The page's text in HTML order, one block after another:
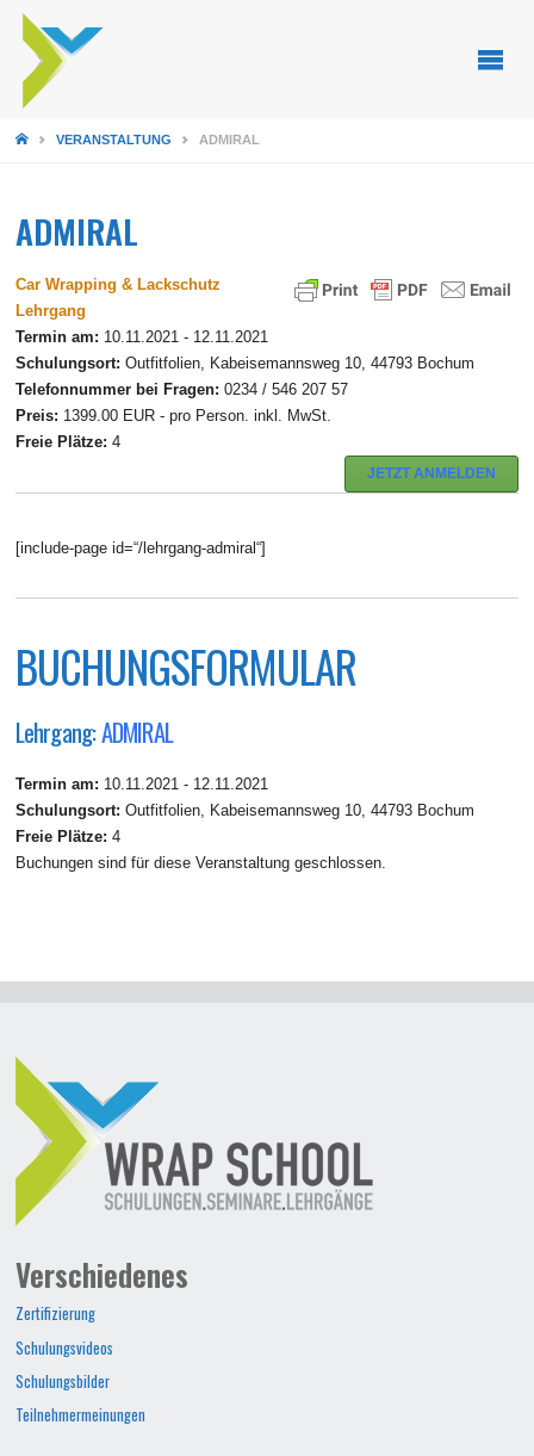
STARTSEITE
VERANSTALTUNG ADMIRAL
ADMIRAL
Car Wrapping & Lackschutz
Lehrgang
Termin am: 10.11.2021 - 12.11.2021
Schulungsort: Outfitfolien, Kabeisemannsweg 10, 44793 Bochum
Telefonnummer bei Fragen: 0234 / 546 207 57
Preis: 1399.00 EUR - pro Person. inkl. MwSt.
Freie Plätze: 4
JETZT ANMELDEN
[include-page id=“/lehrgang-admiral“]
BUCHUNGSFORMULAR
Lehrgang:ADMIRAL
Termin am: 10.11.2021 - 12.11.2021
Schulungsort: Outfitfolien, Kabeisemannsweg 10, 44793 Bochum
Freie Plätze: 4
Buchungen sind für diese Veranstaltung geschlossen.
Verschiedenes
Zertifizierung
Schulungsvideos
Schulungsbilder
Teilnehmermeinungen